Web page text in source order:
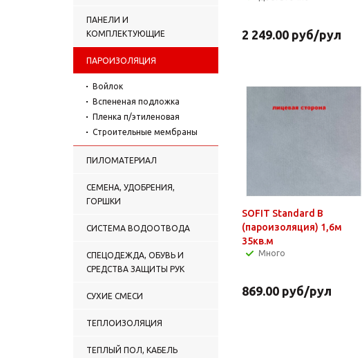
ПАНЕЛИ И
КОМПЛЕКТУЮЩИЕ
ПАРОИЗОЛЯЦИЯ
Войлок
Вспененая подложка
Пленка п/этиленовая
Строительные мембраны
ПИЛОМАТЕРИАЛ
СЕМЕНА, УДОБРЕНИЯ,
ГОРШКИ
СИСТЕМА ВОДООТВОДА
СПЕЦОДЕЖДА, ОБУВЬ И
СРЕДСТВА ЗАЩИТЫ РУК
СУХИЕ СМЕСИ
ТЕПЛОИЗОЛЯЦИЯ
ТЕПЛЫЙ ПОЛ, КАБЕЛЬ
2 249.00 руб/рул
SOFIT Standard В
(пароизоляция) 1,6м
35кв.м
Много
869.00 руб/рул